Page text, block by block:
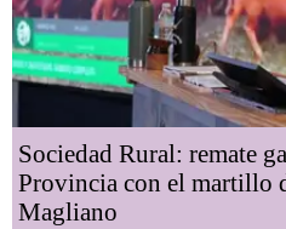
Sociedad Rural: remate
Provincia con el martillo
Magliano